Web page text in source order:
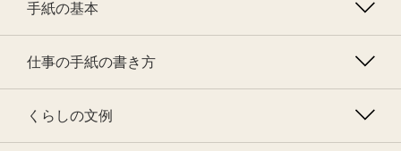
手紙の基本
仕事の手紙の書き方
くらしの文例